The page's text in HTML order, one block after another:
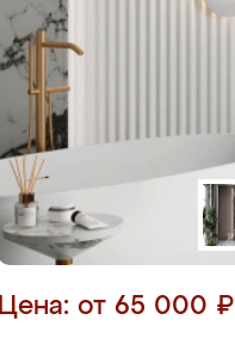
Цена: от 65 000 ₽